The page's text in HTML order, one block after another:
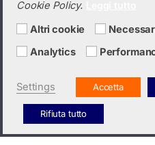
Hai bisogno di
+39
Cookie Policy.
Altri cookie
Analytics
Settings Accetta
Rifiuta tutto